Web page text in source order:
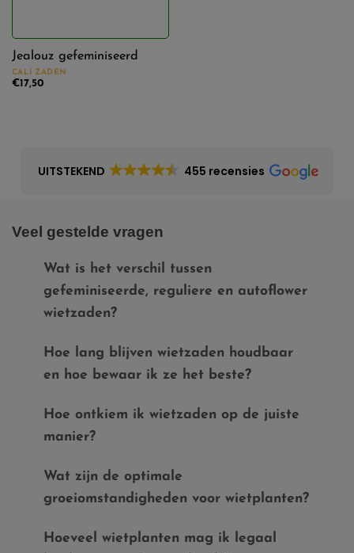
Bloeitijd
Effect
actief (1)
Smaak
aards (1)
citrus (1)
CALI ZADEN
Jealouz gefeminiseerd
€17,50
UITSTEKEND 455 recensies
Veel gestelde vragen
Wat is het verschil tussen
gefeminiseerde, reguliere en autoflower
wietzaden?
Hoe lang blijven wietzaden houdbaar
en hoe bewaar ik ze het beste?
Hoe ontkiem ik wietzaden op de juiste
manier?
Wat zijn de optimale
groeiomstandigheden voor wietplanten?
Hoeveel wietplanten mag ik legaal